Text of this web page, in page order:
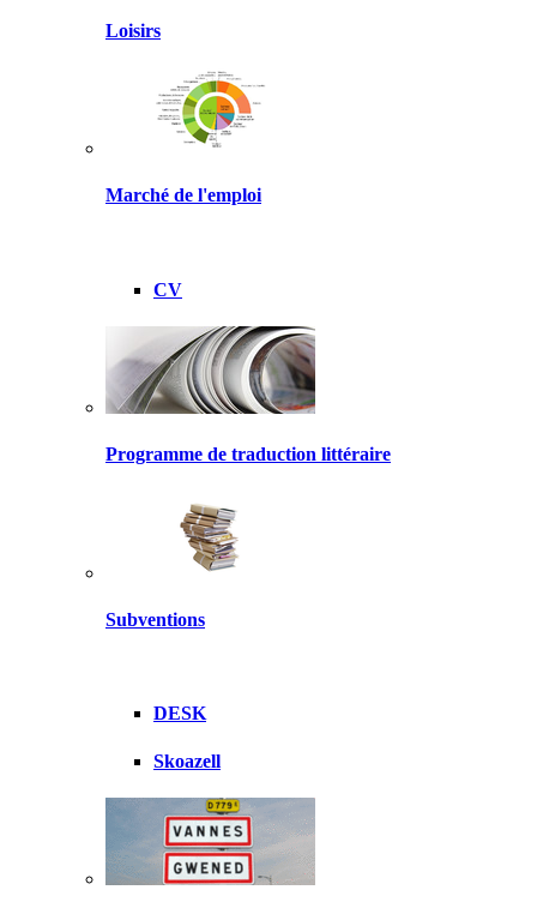
Loisirs
Marché de l'emploi
CV
Programme de traduction littéraire
Subventions
DESK
Skoazell